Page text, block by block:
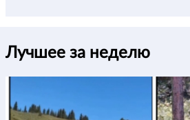
Лучшее за неделю